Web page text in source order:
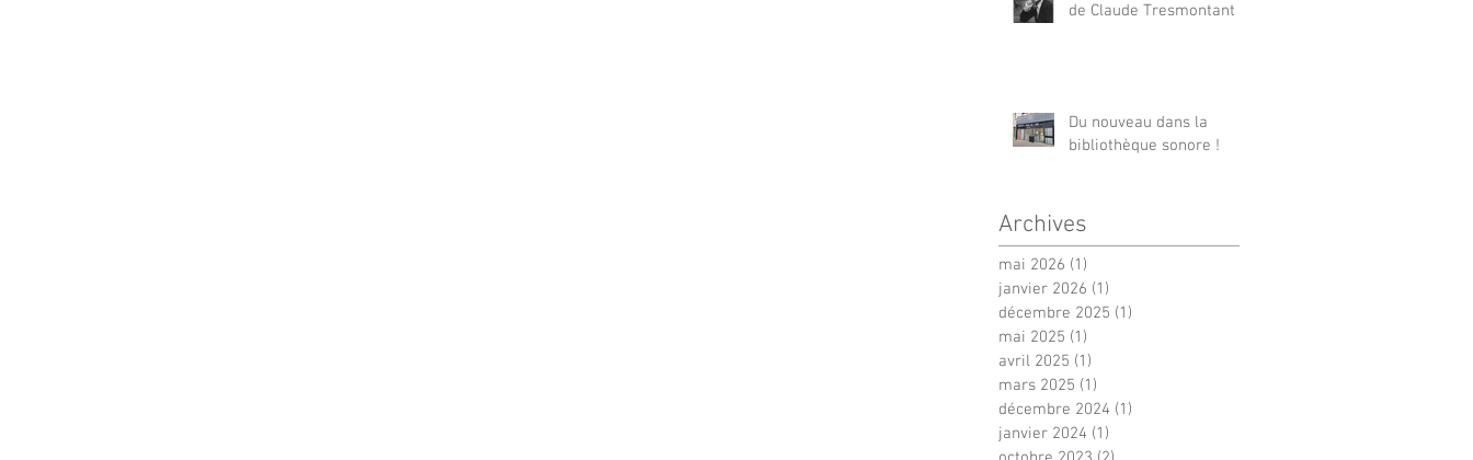
de Claude Tresmontant !
Du nouveau dans la
bibliothèque sonore !
Archives
mai 2026 (1)
janvier 2026 (1)
décembre 2025 (1)
mai 2025 (1)
avril 2025 (1)
mars 2025 (1)
décembre 2024 (1)
janvier 2024 (1)